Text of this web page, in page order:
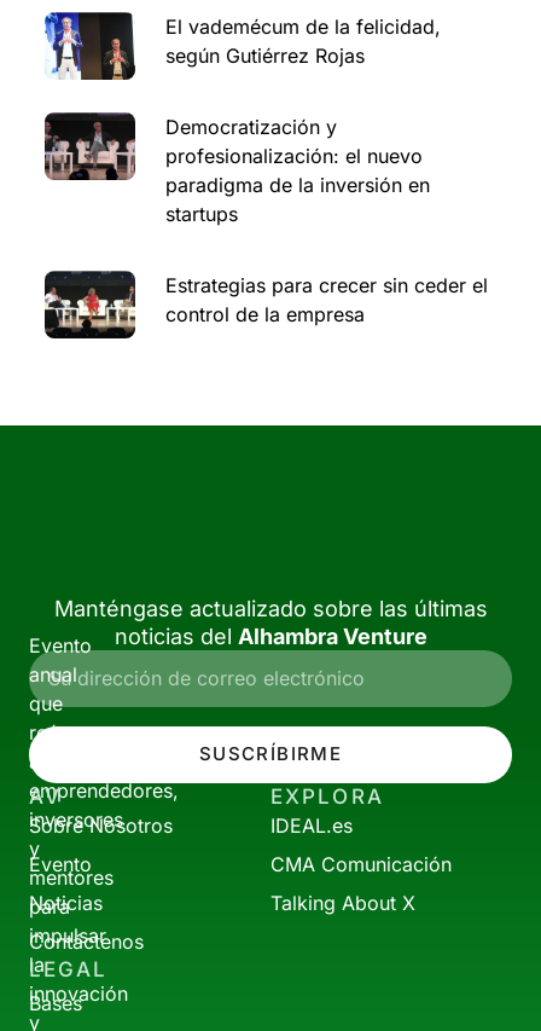
El vademécum de la felicidad,
según Gutiérrez Rojas
Democratización y
profesionalización: el nuevo
paradigma de la inversión en
startups
Estrategias para crecer sin ceder el
control de la empresa
Evento
anual
que
reúne
a
emprendedores,
inversores
y
mentores
para
impulsar
la
innovación
y
Manténgase actualizado sobre las últimas
noticias del Alhambra Venture
SUSCRÍBIRME
AV
Sobre Nosotros
Evento
Noticias
Contáctenos
EXPLORA
IDEAL.es
CMA Comunicación
Talking About X
LEGAL
Bases